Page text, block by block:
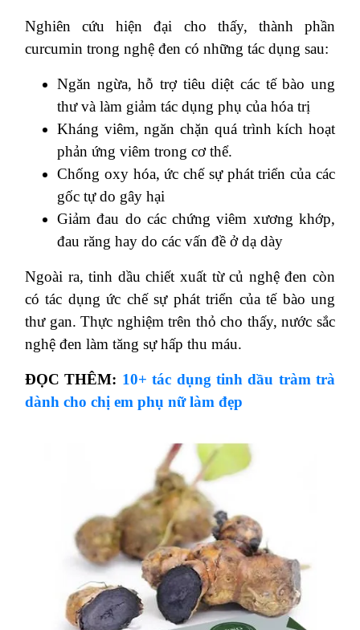
Nghiên cứu hiện đại cho thấy, thành phần
curcumin trong nghệ đen có những tác dụng sau:
Ngăn ngừa, hỗ trợ tiêu diệt các tế bào ung
thư và làm giảm tác dụng phụ của hóa trị
Kháng viêm, ngăn chặn quá trình kích hoạt
phản ứng viêm trong cơ thể.
Chống oxy hóa, ức chế sự phát triển của các
gốc tự do gây hại
Giảm đau do các chứng viêm xương khớp,
đau răng hay do các vấn đề ở dạ dày
Ngoài ra, tinh dầu chiết xuất từ củ nghệ đen còn
có tác dụng ức chế sự phát triển của tế bào ung
thư gan. Thực nghiệm trên thỏ cho thấy, nước sắc
nghệ đen làm tăng sự hấp thu máu.
ĐỌC THÊM: 10+ tác dụng tinh dầu tràm trà
dành cho chị em phụ nữ làm đẹp